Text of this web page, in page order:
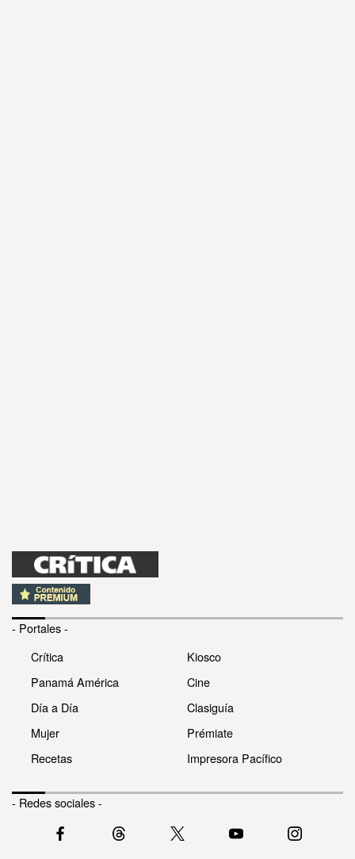
- Portales -
Crítica
Panamá América
Día a Día
Mujer
Recetas
Kiosco
Cine
Clasiguía
Prémiate
Impresora Pacífico
- Redes sociales -